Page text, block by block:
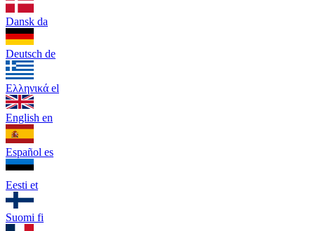
Dansk da
Deutsch de
Ελληνικά el
English en
Español es
Eesti et
Suomi fi